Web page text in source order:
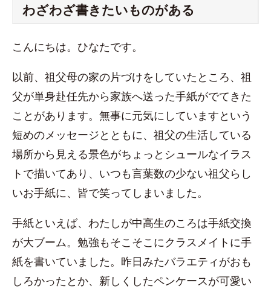
わざわざ書きたいものがある
こんにちは。ひなたです。
以前、祖父母の家の片づけをしていたところ、祖
父が単身赴任先から家族へ送った手紙がでてきた
ことがあります。無事に元気にしていますという
短めのメッセージとともに、祖父の生活している
場所から見える景色がちょっとシュールなイラス
トで描いてあり、いつも言葉数の少ない祖父らし
いお手紙に、皆で笑ってしまいました。
手紙といえば、わたしが中高生のころは手紙交換
が大ブーム。勉強もそこそこにクラスメイトに手
紙を書いていました。昨日みたバラエティがおも
しろかったとか、新しくしたペンケースが可愛い